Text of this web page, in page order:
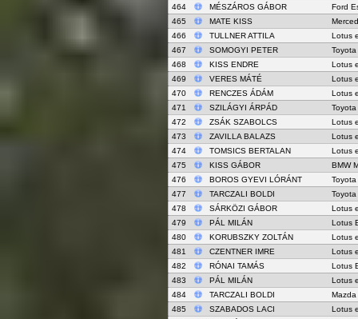
464
MÉSZÁROS GÁBOR
Ford
465
MATE KISS
466
TULLNER ATTILA
Lotus
467
SOMOGYI PETER
468
KISS ENDRE
Lotus
469
VERES MÁTÉ
Lotus
470
RENCZES ÁDÁM
Lotus
471
SZILÁGYI ÁRPÁD
472
ZSÁK SZABOLCS
Lotus
473
ZAVILLA BALAZS
Lotus
474
TOMSICS BERTALAN
Lotus
475
KISS GÁBOR
BMW
476
BOROS GYEVI LÓRÁNT
477
TARCZALI BOLDI
478
SÁRKÖZI GÁBOR
Lotus
479
PÁL MILÁN
Lotus
480
KORUBSZKY ZOLTÁN
Lotus
481
CZENTNER IMRE
Lotus
482
RÓNAI TAMÁS
Lotus
483
PÁL MILÁN
Lotus
484
TARCZALI BOLDI
Mazda
485
SZABADOS LACI
Lotus